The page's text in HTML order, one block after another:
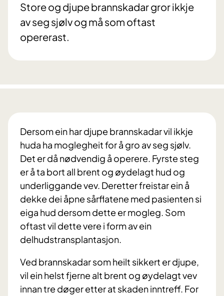
Store og djupe brannskadar gror ikkje
av seg sjølv og må som oftast
opererast.
Dersom ein har djupe brannskadar vil ikkje
huda ha moglegheit for å gro av seg sjølv.
Det er då nødvendig å operere. Fyrste steg
er å ta bort all brent og øydelagt hud og
underliggande vev. Deretter freistar ein å
dekke dei åpne sårflatene med pasienten si
eiga hud dersom dette er mogleg. Som
oftast vil dette vere i form av ein
delhudstransplantasjon.
Ved brannskadar som heilt sikkert er djupe,
vil ein helst fjerne alt brent og øydelagt vev
innan tre døger etter at skaden inntreff. For